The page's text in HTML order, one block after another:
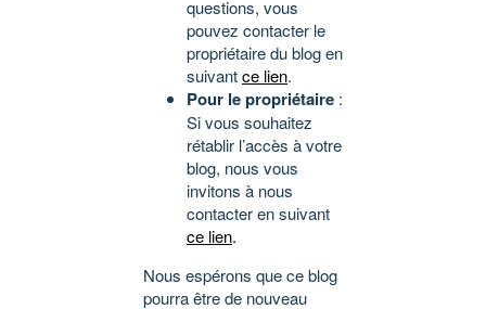
questions, vous
pouvez contacter le
propriétaire du blog en
suivantce lien.
Pour le propriétaire :
Si vous souhaitez
rétablir l’accès à votre
blog, nous vous
invitons à nous
contacter en suivant
ce lien.
Nous espérons que ce blog
pourra être de nouveau